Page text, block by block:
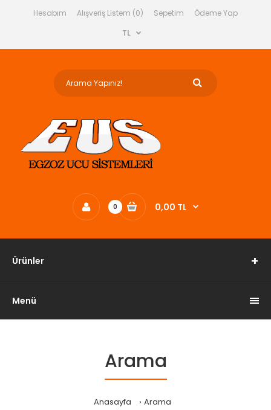
Hesabım Alışveriş Listem (0) Sepetim
Ödeme Yap
TL
0 0,00 TL
Ürünler
Menü
Arama
Anasayfa Arama